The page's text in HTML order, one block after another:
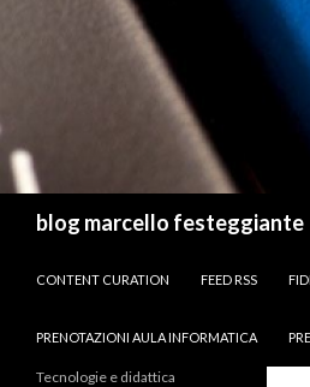
blog marcello festeggiante
CONTENT CURATION
FEED RSS
PRENOTAZIONI AULA INFORMATICA
Tecnologie e didattica